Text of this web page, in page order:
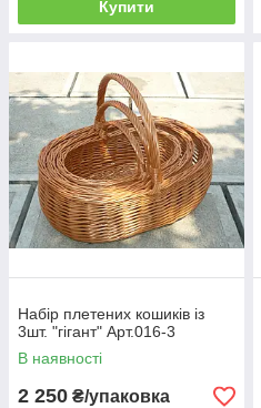
Купити
Набір плетених кошиків із
3шт. "гігант" Арт.016-3
В наявності
2 250 ₴/упаковка